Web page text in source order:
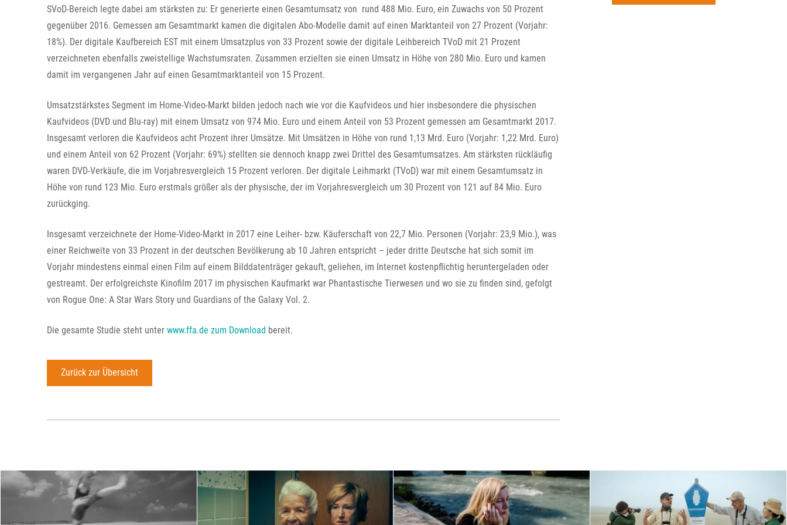
SVoD-Bereich legte dabei am stärksten zu: Er generierte einen Gesamtumsatz von rund 488 Mio. Euro, ein Zuwachs von 50 Prozent
gegenüber 2016. Gemessen am Gesamtmarkt kamen die digitalen Abo-Modelle damit auf einen Marktanteil von 27 Prozent (Vorjahr:
18%). Der digitale Kaufbereich EST mit einem Umsatzplus von 33 Prozent sowie der digitale Leihbereich TVoD mit 21 Prozent
verzeichneten ebenfalls zweistellige Wachstumsraten. Zusammen erzielten sie einen Umsatz in Höhe von 280 Mio. Euro und kamen
damit im vergangenen Jahr auf einen Gesamtmarktanteil von 15 Prozent.
Umsatzstärkstes Segment im Home-Video-Markt bilden jedoch nach wie vor die Kaufvideos und hier insbesondere die physischen
Kaufvideos (DVD und Blu-ray) mit einem Umsatz von 974 Mio. Euro und einem Anteil von 53 Prozent gemessen am Gesamtmarkt 2017.
Insgesamt verloren die Kaufvideos acht Prozent ihrer Umsätze. Mit Umsätzen in Höhe von rund 1,13 Mrd. Euro (Vorjahr: 1,22 Mrd. Euro)
und einem Anteil von 62 Prozent (Vorjahr: 69%) stellten sie dennoch knapp zwei Drittel des Gesamtumsatzes. Am stärksten rückläufig
waren DVD-Verkäufe, die im Vorjahresvergleich 15 Prozent verloren. Der digitale Leihmarkt (TVoD) war mit einem Gesamtumsatz in
Höhe von rund 123 Mio. Euro erstmals größer als der physische, der im Vorjahresvergleich um 30 Prozent von 121 auf 84 Mio. Euro
zurückging.
Insgesamt verzeichnete der Home-Video-Markt in 2017 eine Leiher- bzw. Käuferschaft von 22,7 Mio. Personen (Vorjahr: 23,9 Mio.), was
einer Reichweite von 33 Prozent in der deutschen Bevölkerung ab 10 Jahren entspricht – jeder dritte Deutsche hat sich somit im
Vorjahr mindestens einmal einen Film auf einem Bilddatenträger gekauft, geliehen, im Internet kostenpflichtig heruntergeladen oder
gestreamt. Der erfolgreichste Kinofilm 2017 im physischen Kaufmarkt war Phantastische Tierwesen und wo sie zu finden sind, gefolgt
von Rogue One: A Star Wars Story und Guardians of the Galaxy Vol. 2.
Die gesamte Studie steht unter www.ffa.de zum Download bereit.
Zurück zur Übersicht